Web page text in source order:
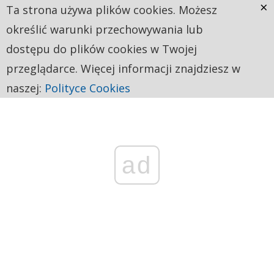
ad
Ta strona używa plików cookies. Możesz
określić warunki przechowywania lub
dostępu do plików cookies w Twojej
przeglądarce. Więcej informacji znajdziesz w
naszej: Polityce Cookies
×